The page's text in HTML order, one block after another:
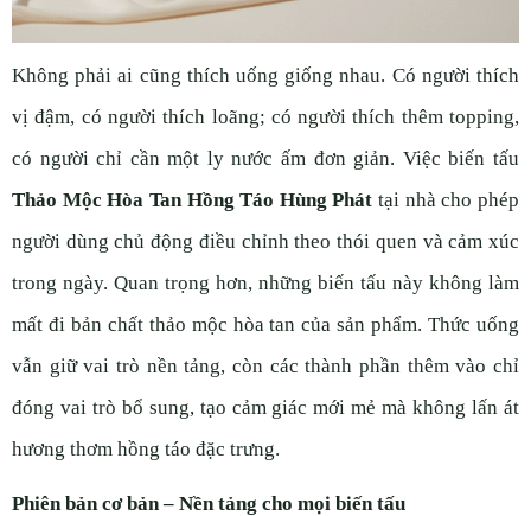
Không phải ai cũng thích uống giống nhau. Có người thích
vị đậm, có người thích loãng; có người thích thêm topping,
có người chỉ cần một ly nước ấm đơn giản. Việc biến tấu
Thảo Mộc Hòa Tan Hồng Táo Hùng Phát tại nhà cho phép
người dùng chủ động điều chỉnh theo thói quen và cảm xúc
trong ngày. Quan trọng hơn, những biến tấu này không làm
mất đi bản chất thảo mộc hòa tan của sản phẩm. Thức uống
vẫn giữ vai trò nền tảng, còn các thành phần thêm vào chỉ
đóng vai trò bổ sung, tạo cảm giác mới mẻ mà không lấn át
hương thơm hồng táo đặc trưng.
Phiên bản cơ bản – Nền tảng cho mọi biến tấu